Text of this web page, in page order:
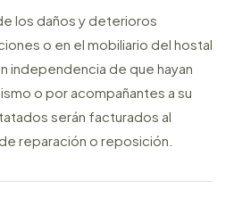
los daños y deterioros
o en el mobiliario del hostal
independencia de que hayan
o por acompañantes a su
serán facturados al
reparación o reposición.